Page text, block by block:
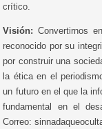
crítico.
Visión: Convertirnos
reconocido por su
por construir una
la ética en el
un futuro en el que la
fundamental en el
Correo: